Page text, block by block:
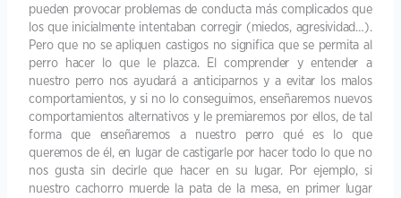
pueden provocar problemas de conducta más complicados que
los que inicialmente intentaban corregir (miedos, agresividad…).
Pero que no se apliquen castigos no significa que se permita al
perro hacer lo que le plazca. El comprender y entender a
nuestro perro nos ayudará a anticiparnos y a evitar los malos
comportamientos, y si no lo conseguimos, enseñaremos nuevos
comportamientos alternativos y le premiaremos por ellos, de tal
forma que enseñaremos a nuestro perro qué es lo que
queremos de él, en lugar de castigarle por hacer todo lo que no
nos gusta sin decirle que hacer en su lugar. Por ejemplo, si
nuestro cachorro muerde la pata de la mesa, en primer lugar